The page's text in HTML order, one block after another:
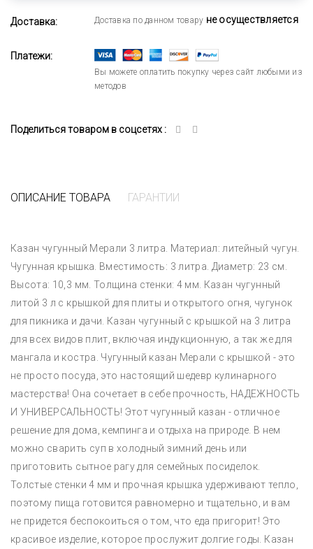
Доставка: Доставка по данном товару не осуществляется
Платежи:
Вы можете оплатить покупку через сайт любыми из
методов
Поделиться товаром в соцсетях :
ОПИСАНИЕ ТОВАРА ГАРАНТИИ
Казан чугунный Мерали 3 литра. Материал: литейный чугун.
Чугунная крышка. Вместимость: 3 литра. Диаметр: 23 см.
Высота: 10,3 мм. Толщина стенки: 4 мм. Казан чугунный
литой 3 л с крышкой для плиты и открытого огня, чугунок
для пикника и дачи. Казан чугунный с крышкой на 3 литра
для всех видов плит, включая индукционную, а так же для
мангала и костра. Чугунный казан Мерали с крышкой - это
не просто посуда, это настоящий шедевр кулинарного
мастерства! Она сочетает в себе прочность, НАДЕЖНОСТЬ
И УНИВЕРСАЛЬНОСТЬ! Этот чугунный казан - отличное
решение для дома, кемпинга и отдыха на природе. В нем
можно сварить суп в холодный зимний день или
приготовить сытное рагу для семейных посиделок.
Толстые стенки 4 мм и прочная крышка удерживают тепло,
поэтому пища готовится равномерно и тщательно, и вам
не придется беспокоиться о том, что еда пригорит! Это
красивое изделие, которое прослужит долгие годы. Казан